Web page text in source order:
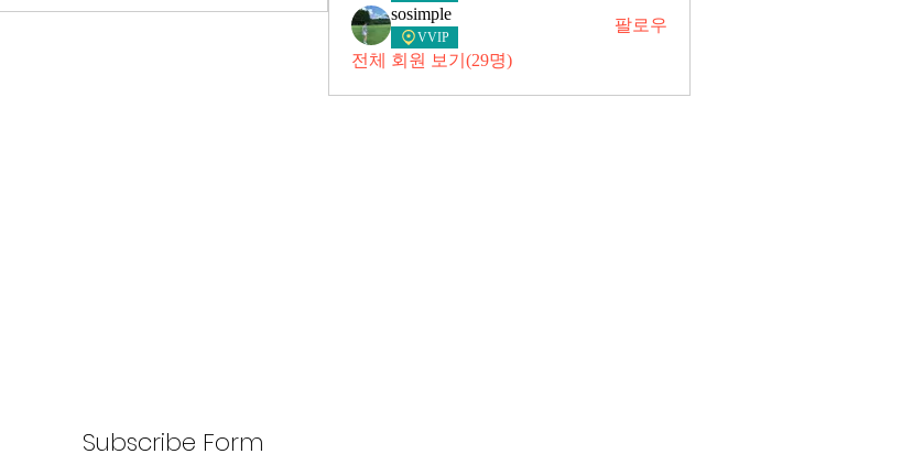
sosimple
VVIP
팔로우
전체 회원 보기(29명)
Subscribe Form